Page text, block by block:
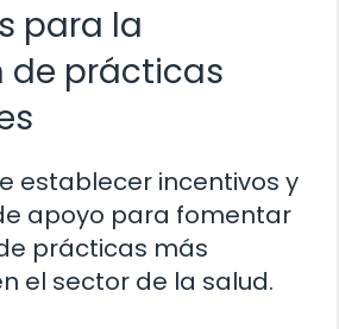
para la
de prácticas
establecer incentivos y
apoyo para fomentar
prácticas más
el sector de la salud.